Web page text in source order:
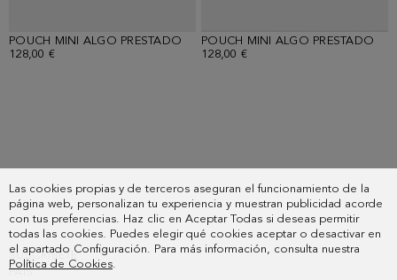
Las cookies propias y de terceros aseguran el funcionamiento de la
página web, personalizan tu experiencia y muestran publicidad acorde
con tus preferencias. Haz clic en Aceptar Todas si deseas permitir
todas las cookies. Puedes elegir qué cookies aceptar o desactivar en
el apartado Configuración. Para más información, consulta nuestra
Política de Cookies.
POUCH MINI ALGO PRESTADO
128,00 €
POUCH MINI ALGO PRESTADO
128,00 €
han
cargado
artículos
más.
Mostrando
24
SUSCRIBETE
PAIS